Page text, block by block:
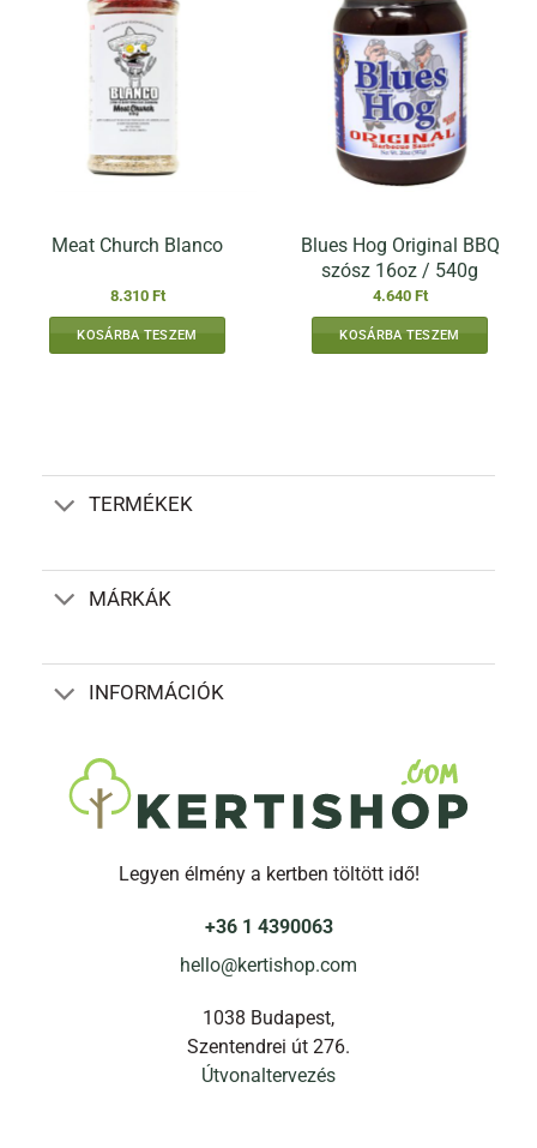
Meat Church Blanco
8.310 Ft
KOSÁRBA TESZEM
Blues Hog Original BBQ
szósz 16oz / 540g
4.640 Ft
KOSÁRBA TESZEM
TERMÉKEK
MÁRKÁK
INFORMÁCIÓK
Legyen élmény a kertben töltött idő!
+36 1 4390063
hello@kertishop.com
1038 Budapest,
Szentendrei út 276.
Útvonaltervezés